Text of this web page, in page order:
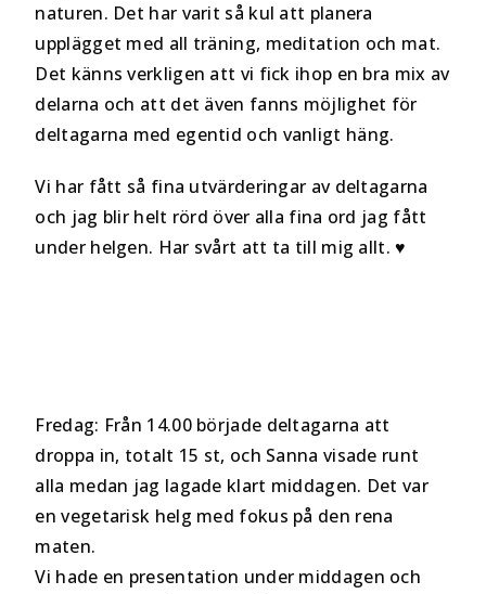
naturen. Det har varit så kul att planera
upplägget med all träning, meditation och mat.
Det känns verkligen att vi fick ihop en bra mix av
delarna och att det även fanns möjlighet för
deltagarna med egentid och vanligt häng.
Vi har fått så fina utvärderingar av deltagarna
och jag blir helt rörd över alla fina ord jag fått
under helgen. Har svårt att ta till mig allt. ♥
Fredag: Från 14.00 började deltagarna att
droppa in, totalt 15 st, och Sanna visade runt
alla medan jag lagade klart middagen. Det var
en vegetarisk helg med fokus på den rena
maten.
Vi hade en presentation under middagen och